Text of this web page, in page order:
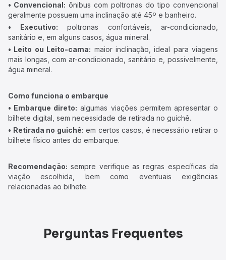
• Convencional: ônibus com poltronas do tipo convencional
geralmente possuem uma inclinação até 45º e banheiro.
• Executivo: poltronas confortáveis, ar-condicionado,
sanitário e, em alguns casos, água mineral.
• Leito ou Leito-cama: maior inclinação, ideal para viagens
mais longas, com ar-condicionado, sanitário e, possivelmente,
água mineral.
Como funciona o embarque
• Embarque direto: algumas viações permitem apresentar o
bilhete digital, sem necessidade de retirada no guichê.
• Retirada no guichê: em certos casos, é necessário retirar o
bilhete físico antes do embarque.
Recomendação: sempre verifique as regras específicas da
viação escolhida, bem como eventuais exigências
relacionadas ao bilhete.
Perguntas Frequentes